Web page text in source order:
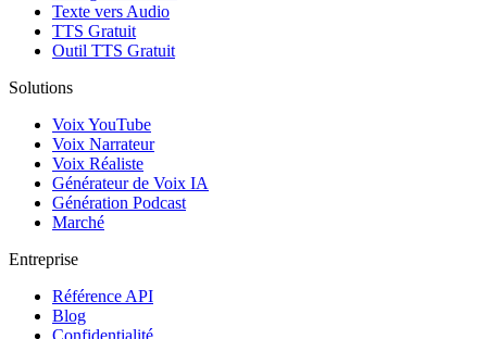
Texte vers Audio
TTS Gratuit
Outil TTS Gratuit
Solutions
Voix YouTube
Voix Narrateur
Voix Réaliste
Générateur de Voix IA
Génération Podcast
Marché
Entreprise
Référence API
Blog